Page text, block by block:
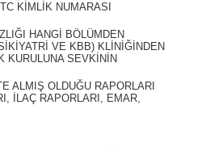
KİMLİK NUMARASI
HANGİ BÖLÜMDEN
VE KBB) KLİNİĞİNDEN
KURULUNA SEVKİNİN
ALMIŞ OLDUĞU RAPORLARI
İLAÇ RAPORLARI, EMAR,